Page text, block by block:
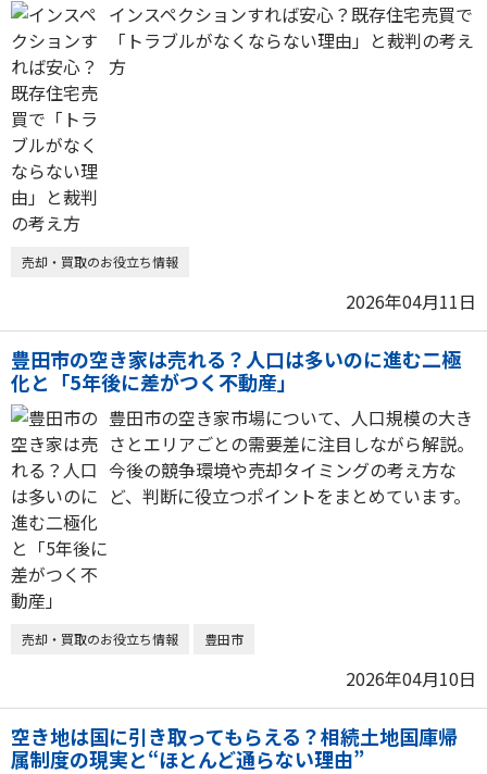
インスペクションすれば安心？既存住宅売買で
「トラブルがなくならない理由」と裁判の考え
方
売却・買取のお役立ち情報
2026年04月11日
豊田市の空き家は売れる？人口は多いのに進む二極
化と「5年後に差がつく不動産」
豊田市の空き家市場について、人口規模の大き
さとエリアごとの需要差に注目しながら解説。
今後の競争環境や売却タイミングの考え方な
ど、判断に役立つポイントをまとめています。
売却・買取のお役立ち情報 豊田市
2026年04月10日
空き地は国に引き取ってもらえる？相続土地国庫帰
属制度の現実と“ほとんど通らない理由”